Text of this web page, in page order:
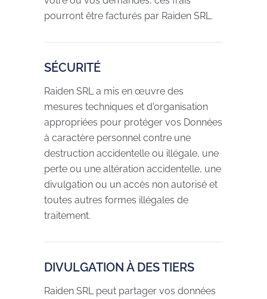
pourront être facturés par Raiden SRL.
SÉCURITÉ
Raiden SRL a mis en œuvre des
mesures techniques et d'organisation
appropriées pour protéger vos Données
à caractère personnel contre une
destruction accidentelle ou illégale, une
perte ou une altération accidentelle, une
divulgation ou un accès non autorisé et
toutes autres formes illégales de
traitement.
DIVULGATION À DES TIERS
Raiden SRL peut partager vos données